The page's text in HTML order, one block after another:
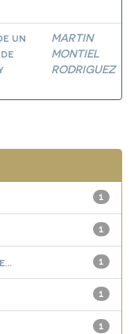
un
MARTIN
MONTIEL
RODRIGUEZ
1
1
1
1
1